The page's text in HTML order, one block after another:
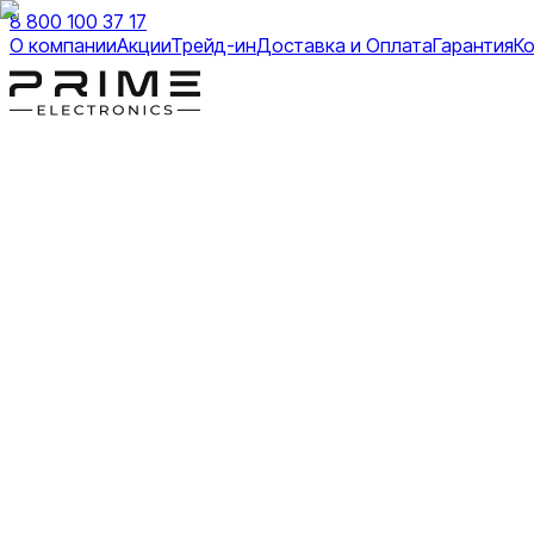
8 800 100 37 17
О компанииАкцииТрейд-инДоставка и ОплатаГарантия